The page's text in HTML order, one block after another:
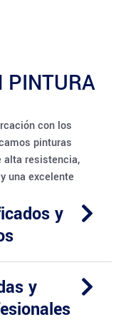
PINTURA
con los
pinturas
alta resistencia,
una excelente
y
y